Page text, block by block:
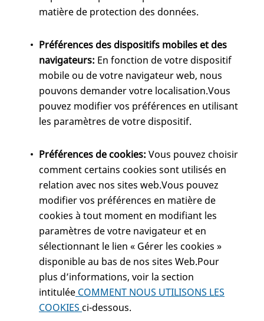
matière de protection des données.
Préférences des dispositifs mobiles et des
navigateurs: En fonction de votre dispositif
mobile ou de votre navigateur web, nous
pouvons demander votre localisation.Vous
pouvez modifier vos préférences en utilisant
les paramètres de votre dispositif.
Préférences de cookies: Vous pouvez choisir
comment certains cookies sont utilisés en
relation avec nos sites web.Vous pouvez
modifier vos préférences en matière de
cookies à tout moment en modifiant les
paramètres de votre navigateur et en
sélectionnant le lien « Gérer les cookies »
disponible au bas de nos sites Web.Pour
plus d’informations, voir la section
intitulée COMMENT NOUS UTILISONS LES
COOKIES ci-dessous.